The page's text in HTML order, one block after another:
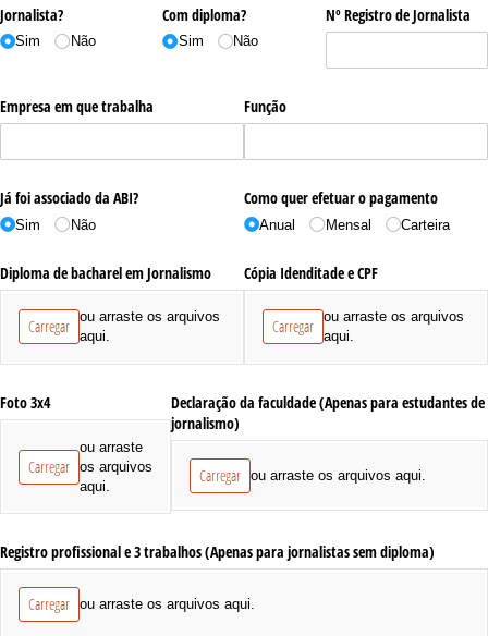
Jornalista?
Sim Não
Com diploma?
Sim Não
Nº Registro de Jornalista
Empresa em que trabalha Função
Já foi associado da ABI?
Sim Não
Como quer efetuar o pagamento
Anual Mensal Carteira
Diploma de bacharel em Jornalismo
Carregar ou arraste os arquivos
aqui.
Cópia Idenditade e CPF
Carregar ou arraste os arquivos
aqui.
Foto 3x4
Carregar
ou arraste
os arquivos
aqui.
Declaração da faculdade (Apenas para estudantes de
jornalismo)
Carregar ou arraste os arquivos aqui.
Registro profissional e 3 trabalhos (Apenas para jornalistas sem diploma)
Carregar ou arraste os arquivos aqui.